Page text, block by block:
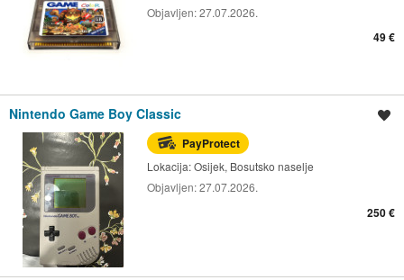
Objavljen:27.07.2026.
49 €
Nintendo Game Boy Classic
PayProtect
Lokacija:Osijek, Bosutsko naselje
Objavljen:27.07.2026.
250 €